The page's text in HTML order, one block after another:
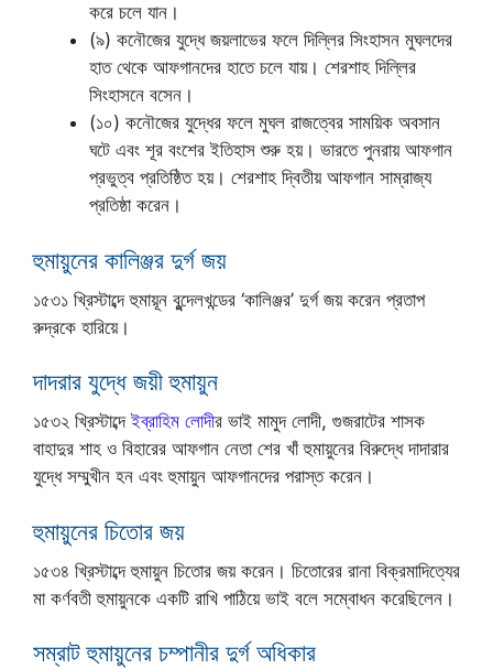
করে চলে যান।
(৯) কনৌজের যুদ্ধে জয়লাভের ফলে দিল্লির সিংহাসন মুঘলদের
হাত থেকে আফগানদের হাতে চলে যায়। শেরশাহ দিল্লির
সিংহাসনে বসেন।
(১০) কনৌজের যুদ্ধের ফলে মুঘল রাজত্বের সাময়িক অবসান
ঘটে এবং শূর বংশের ইতিহাস শুরু হয়। ভারতে পুনরায় আফগান
প্রভুত্ব প্রতিষ্ঠিত হয়। শেরশাহ দ্বিতীয় আফগান সাম্রাজ্য
প্রতিষ্ঠা করেন।
হুমায়ুনের কালিঞ্জর দুর্গ জয়
১৫৩১ খ্রিস্টাব্দে হুমায়ূন বুন্দেলখন্ডের ‘কালিঞ্জর’ দুর্গ জয় করেন প্রতাপ
রুদ্রকে হারিয়ে।
দাদরার যুদ্ধে জয়ী হুমায়ুন
১৫৩২ খ্রিস্টাব্দেইব্রাহিম লোদীর ভাই মামুদ লোদী, গুজরাটের শাসক
বাহাদুর শাহ ও বিহারের আফগান নেতা শের খাঁ হুমায়ুনের বিরুদ্ধে দাদারার
যুদ্ধে সম্মুখীন হন এবং হুমায়ুন আফগানদের পরাস্ত করেন।
হুমায়ুনের চিতোর জয়
১৫৩৪ খ্রিস্টাব্দে হুমায়ুন চিতোর জয় করেন। চিতোরের রানা বিক্রমাদিত্যের
মা কর্ণবতী হুমায়ুনকে একটি রাখি পাঠিয়ে ভাই বলে সম্বোধন করেছিলেন।
সম্রাট হুমায়ুনের চম্পানীর দুর্গ অধিকার